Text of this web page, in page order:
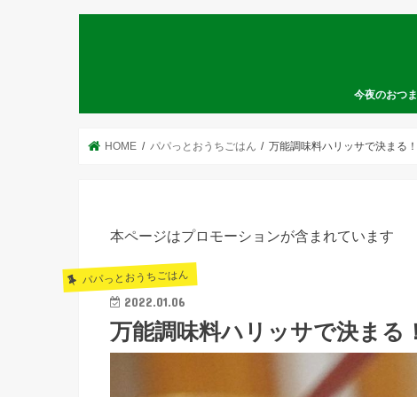
今夜のおつ
HOME パパっとおうちごはん 万能調味料ハリッサで決まる
本ページはプロモーションが含まれています
パパっとおうちごはん
2022.01.06
万能調味料ハリッサで決まる